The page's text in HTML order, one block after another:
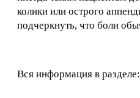
колики или острого
подчеркнуть, что боли
Вся информация в разделе: